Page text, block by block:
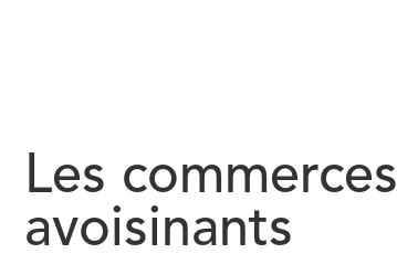
Les commerces
avoisinants